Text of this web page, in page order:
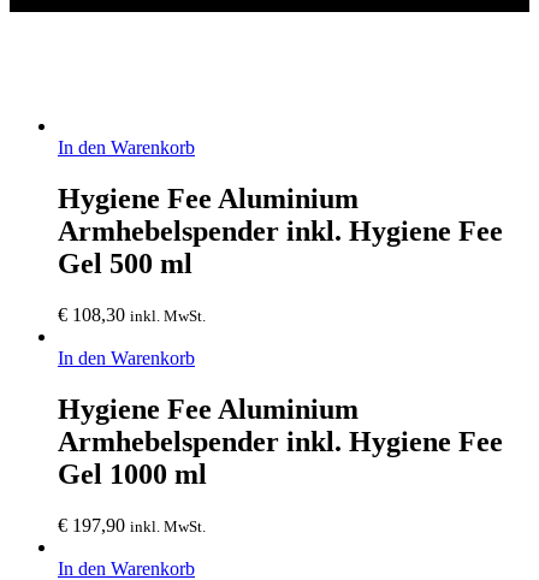
In den Warenkorb
Hygiene Fee Aluminium
Armhebelspender inkl. Hygiene Fee
Gel 500 ml
€ 108,30 inkl. MwSt.
In den Warenkorb
Hygiene Fee Aluminium
Armhebelspender inkl. Hygiene Fee
Gel 1000 ml
€ 197,90 inkl. MwSt.
In den Warenkorb